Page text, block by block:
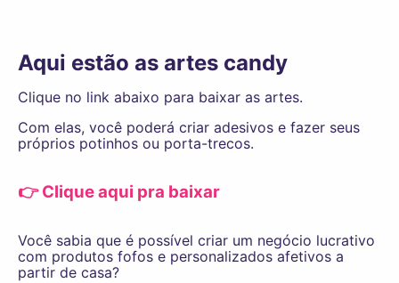
Aqui estão as artes candy
Clique no link abaixo para baixar as artes.
Com elas, você poderá criar adesivos e fazer seus
próprios potinhos ou porta-trecos.
👉 Clique aqui pra baixar
Você sabia que é possível criar um negócio lucrativo
com produtos fofos e personalizados afetivos a
partir de casa?